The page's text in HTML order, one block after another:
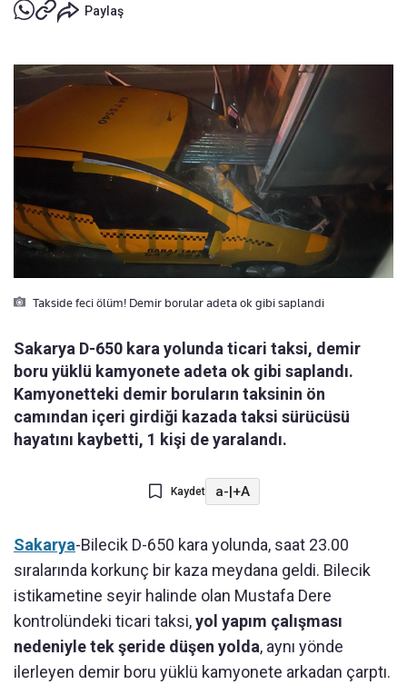
Paylaş
Takside feci ölüm! Demir borular adeta ok gibi saplandi
Sakarya D-650 kara yolunda ticari taksi, demir
boru yüklü kamyonete adeta ok gibi saplandı.
Kamyonetteki demir boruların taksinin ön
camından içeri girdiği kazada taksi sürücüsü
hayatını kaybetti, 1 kişi de yaralandı.
Kaydet a-|+A
Sakarya-Bilecik D-650 kara yolunda, saat 23.00
sıralarında korkunç bir kaza meydana geldi. Bilecik
istikametine seyir halinde olan Mustafa Dere
kontrolündeki ticari taksi,yol yapım çalışması
nedeniyle tek şeride düşen yolda, aynı yönde
ilerleyen demir boru yüklü kamyonete arkadan çarptı.